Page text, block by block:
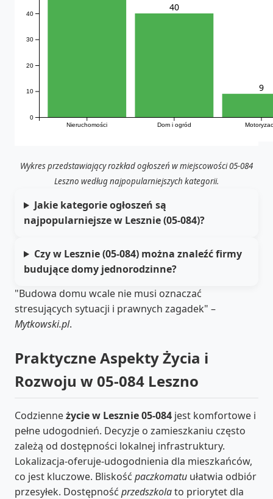
Nieruchomości Dom i ogród
0
10
20
30
40
40
9
Wykres przedstawiający rozkład ogłoszeń w miejscowości 05-084
Leszno według najpopularniejszych kategorii.
Jakie kategorie ogłoszeń są
najpopularniejsze w Lesznie (05-084)?
Czy w Lesznie (05-084) można znaleźć firmy
budujące domy jednorodzinne?
"Budowa domu wcale nie musi oznaczać
stresujących sytuacji i prawnych zagadek" –
Mytkowski.pl.
Praktyczne Aspekty Życia i
Rozwoju w 05-084 Leszno
Codzienneżycie w Lesznie 05-084 jest komfortowe i
pełne udogodnień. Decyzje o zamieszkaniu często
zależą od dostępności lokalnej infrastruktury.
Lokalizacja-oferuje-udogodnienia dla mieszkańców,
co jest kluczowe. Bliskość paczkomatu ułatwia odbiór
przesyłek. Dostępność przedszkolato priorytet dla